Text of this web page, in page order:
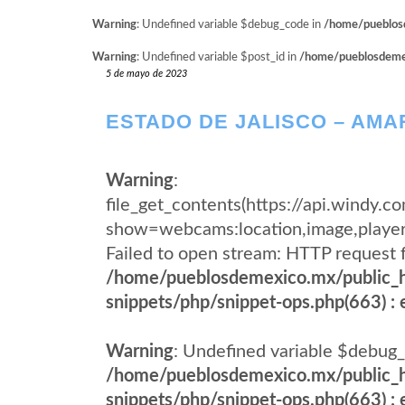
Warning: Undefined variable $debug_code in /home/
Warning: Undefined variable $post_id in /home/
5 de mayo de 2023
ESTADO DE JALISCO –
Warning:
file_get_contents(https://
Failed to open stream: HTTP
/home/pueblosdemexico.mx/
snippets/php/snippet-ops.php(663) :
Warning: Undefined variable
/home/pueblosdemexico.mx/
snippets/php/snippet-ops.php(663) :